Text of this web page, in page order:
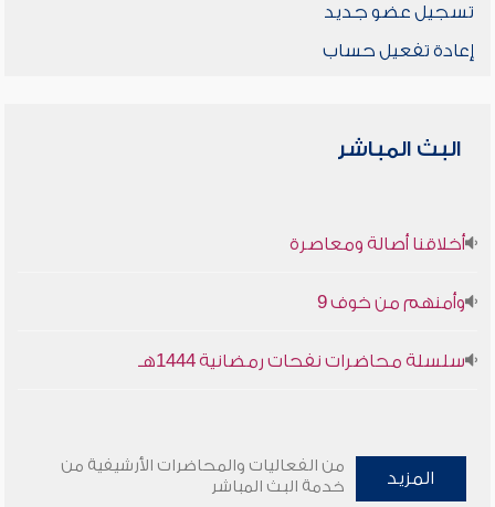
تسجيل عضو جديد
إعادة تفعيل حساب
البث المباشر
أخلاقنا أصالة ومعاصرة
وأمنهم من خوف 9
سلسلة محاضرات نفحات رمضانية 1444هـ
المزيد
من الفعاليات والمحاضرات الأرشيفية من
خدمة البث المباشر